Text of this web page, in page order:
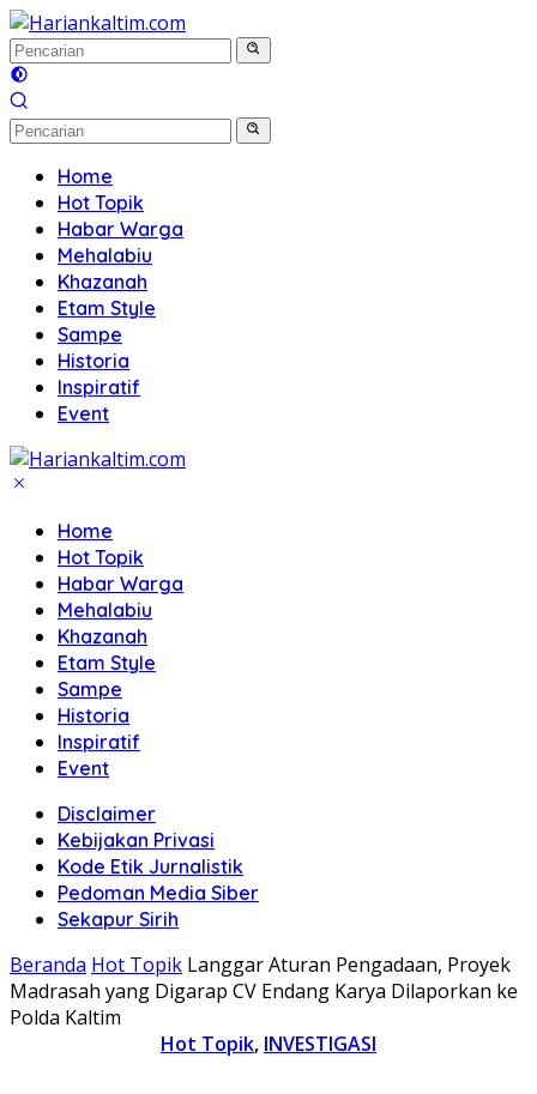
Langsung
ke
konten
Home
Hot Topik
Habar Warga
Mehalabiu
Khazanah
Etam Style
Sampe
Historia
Inspiratif
Event
Home
Hot Topik
Habar Warga
Mehalabiu
Khazanah
Etam Style
Sampe
Historia
Inspiratif
Event
Disclaimer
Kebijakan Privasi
Kode Etik Jurnalistik
Pedoman Media Siber
Sekapur Sirih
Beranda Hot Topik Langgar Aturan Pengadaan, Proyek
Madrasah yang Digarap CV Endang Karya Dilaporkan ke
Polda Kaltim
Hot Topik, INVESTIGASI